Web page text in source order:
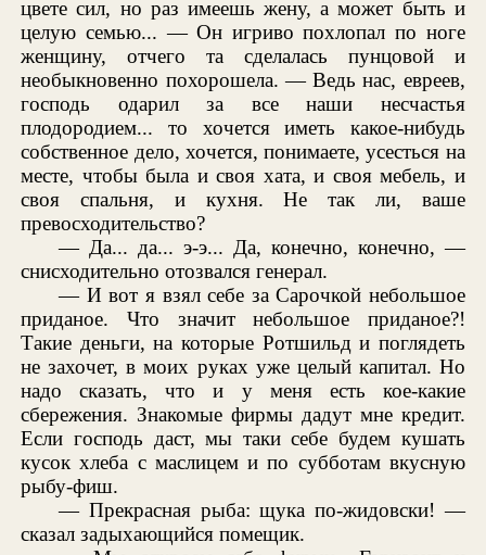
цвете сил, но раз имеешь жену, а может быть и
целую семью... — Он игриво похлопал по ноге
женщину, отчего та сделалась пунцовой и
необыкновенно похорошела. — Ведь нас, евреев,
господь одарил за все наши несчастья
плодородием... то хочется иметь какое-нибудь
собственное дело, хочется, понимаете, усесться на
месте, чтобы была и своя хата, и своя мебель, и
своя спальня, и кухня. Не так ли, ваше
превосходительство?
— Да... да... э-э... Да, конечно, конечно, —
снисходительно отозвался генерал.
— И вот я взял себе за Сарочкой небольшое
приданое. Что значит небольшое приданое?!
Такие деньги, на которые Ротшильд и поглядеть
не захочет, в моих руках уже целый капитал. Но
надо сказать, что и у меня есть кое-какие
сбережения. Знакомые фирмы дадут мне кредит.
Если господь даст, мы таки себе будем кушать
кусок хлеба с маслицем и по субботам вкусную
рыбу-фиш.
— Прекрасная рыба: щука по-жидовски! —
сказал задыхающийся помещик.